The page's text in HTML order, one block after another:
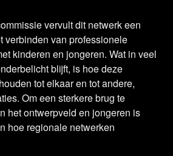
vervult dit netwerk een
verbinden van professionele
kinderen en jongeren. Wat in veel
blijft, is hoe deze
tot elkaar en tot andere,
Om een sterkere brug te
het ontwerpveld en jongeren is
hoe regionale netwerken